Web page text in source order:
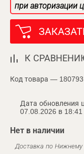
при авторизации
К
Код товара — 180793
Дата обновления
07.08.2026 в 18:41
Нет в наличии
Доставка по Нижнему